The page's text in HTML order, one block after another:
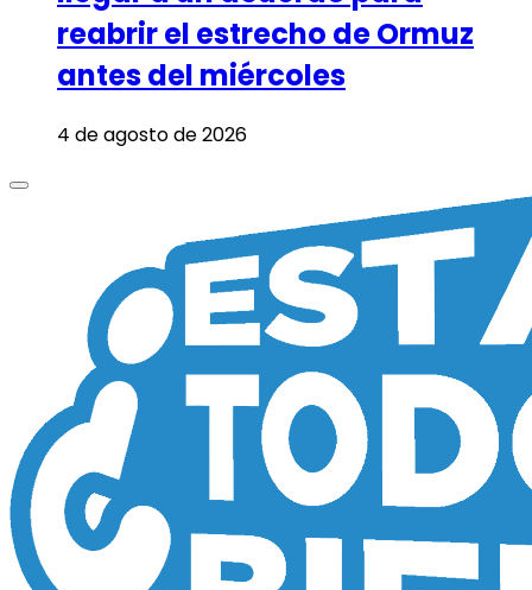
reabrir el estrecho de Ormuz
antes del miércoles
4 de agosto de 2026